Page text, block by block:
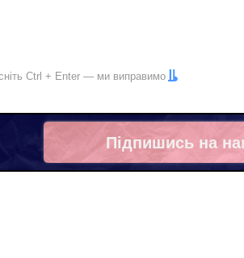
Ctrl + Enter — ми виправимо
Підпишись на
Telegram